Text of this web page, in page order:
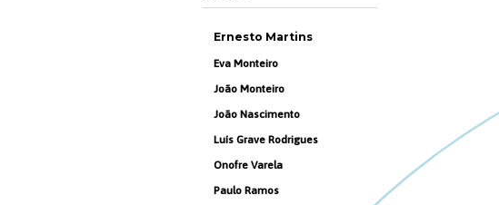
Ernesto Martins
Eva Monteiro
João Monteiro
João Nascimento
Luís Grave Rodrigues
Onofre Varela
Paulo Ramos